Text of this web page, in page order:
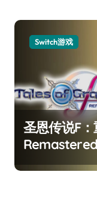
Switch游戏
圣恩传说F
Remastered